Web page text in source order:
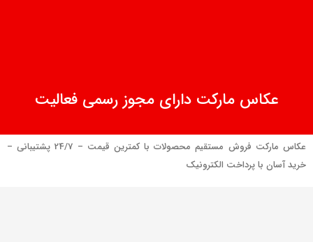
عکاس مارکت دارای مجوز رسمی فعالیت
عکاس مارکت فروش مستقیم محصولات با کمترین قیمت – 24/7 پشتیبانی –
خرید آسان با پرداخت الکترونیک